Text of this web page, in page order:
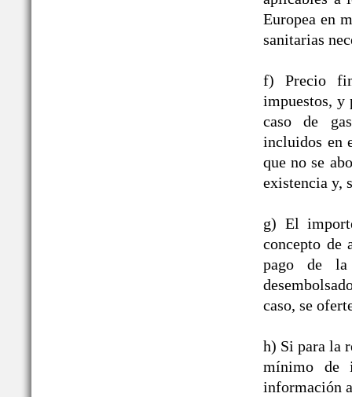
Europea en
sanitarias
f) Precio
impuestos, y
caso de
incluidos en
que no se
existencia y,
g) El
concepto de
pago de
caso, se
h) Si para la
mínimo de
información